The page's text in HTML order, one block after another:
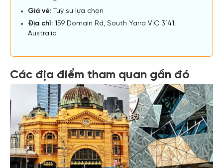
Giá vé: Tuỳ sự lựa chọn
Địa chỉ: 159 Domain Rd, South Yarra VIC 3141,
Australia
Các địa điểm tham quan gần đó